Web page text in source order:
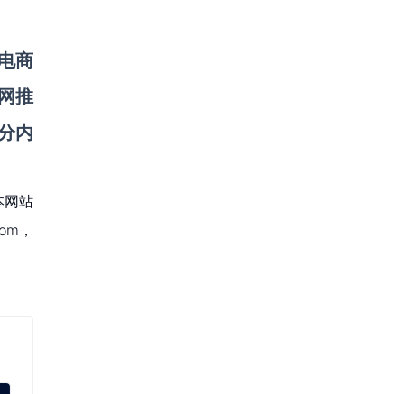
商
推
内
网站
，